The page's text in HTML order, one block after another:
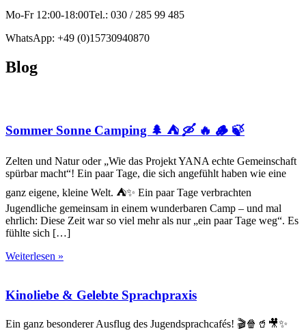
Mo-Fr 12:00-18:00Tel.: 030 / 285 99 485
WhatsApp: +49 (0)15730940870
Blog
Sommer Sonne Camping 🌲 ⛺ 🛶 🔥 🪵 🍃
Zelten und Natur oder „Wie das Projekt YANA echte Gemeinschaft
spürbar macht“! Ein paar Tage, die sich angefühlt haben wie eine
ganz eigene, kleine Welt. ⛺✨ Ein paar Tage verbrachten
Jugendliche gemeinsam in einem wunderbaren Camp – und mal
ehrlich: Diese Zeit war so viel mehr als nur „ein paar Tage weg“. Es
fühlte sich […]
Weiterlesen »
Kinoliebe & Gelebte Sprachpraxis
Ein ganz besonderer Ausflug des Jugendsprachcafés! 🎬🍿🥤🎥✨